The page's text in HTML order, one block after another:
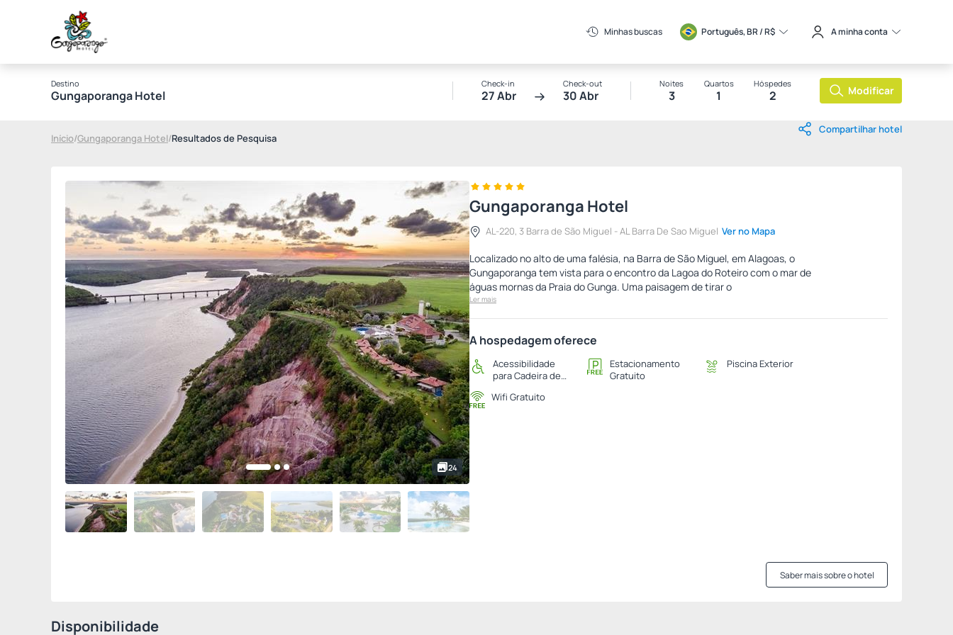
Minhas buscas Português, BR / R$ A minha conta
Destino
Gungaporanga Hotel
Check-in
27 Abr
Check-out
30 Abr
Noites
3
Quartos
1
Hóspedes
2 Modificar
Início/Gungaporanga Hotel/Resultados de Pesquisa
Compartilhar hotel
24
Gungaporanga Hotel
AL-220, 3 Barra de São Miguel - AL Barra De Sao Miguel Ver no Mapa
Localizado no alto de uma falésia, na Barra de São Miguel, em Alagoas, o
Gungaporanga tem vista para o encontro da Lagoa do Roteiro com o mar de
águas mornas da Praia do Gunga. Uma paisagem de tirar o
Ler mais
A hospedagem oferece
Acessibilidade
para Cadeira de
Estacionamento
Gratuito
Piscina Exterior
Wifi Gratuito
Saber mais sobre o hotel
Disponibilidade